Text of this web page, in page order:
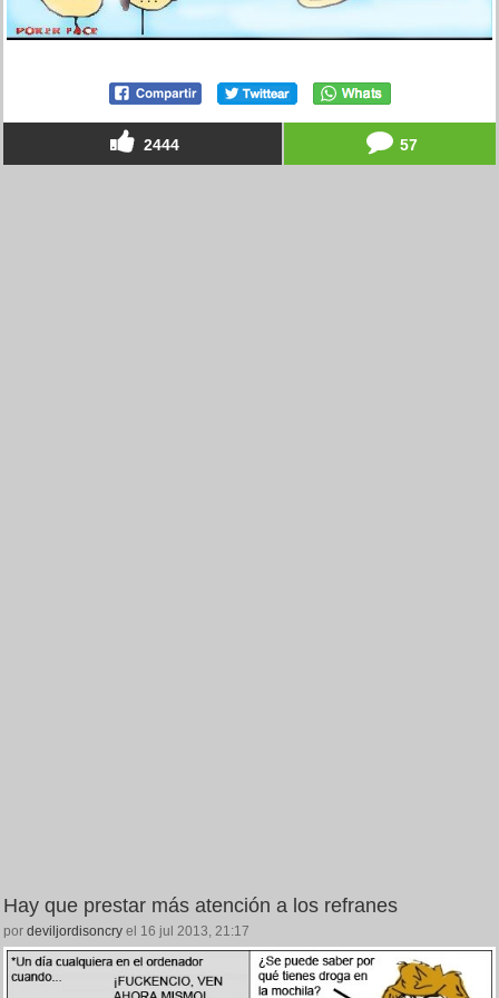
2444 57
Hay que prestar más atención a los refranes
por deviljordisoncry el 16 jul 2013, 21:17